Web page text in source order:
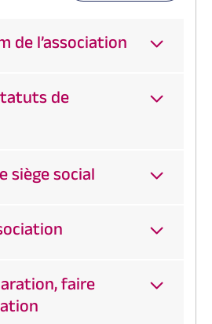
de l’association
de
siège social
faire